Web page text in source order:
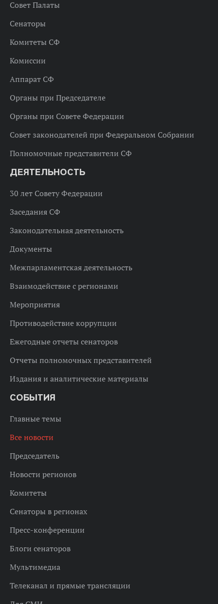
Совет Палаты
Сенаторы
Комитеты СФ
Комиссии
Аппарат СФ
Органы при Председателе
Органы при Совете Федерации
Совет законодателей при Федеральном Собрании
Полномочные представители СФ
ДЕЯТЕЛЬНОСТЬ
30 лет Совету Федерации
Заседания СФ
Законодательная деятельность
Документы
Межпарламентская деятельность
Взаимодействие с регионами
Мероприятия
Противодействие коррупции
Ежегодные отчеты сенаторов
Отчеты полномочных представителей
Издания и аналитические материалы
СОБЫТИЯ
Главные темы
Все новости
Председатель
Новости регионов
Комитеты
Сенаторы в регионах
Пресс-конференции
Блоги сенаторов
Мультимедиа
Телеканал и прямые трансляции